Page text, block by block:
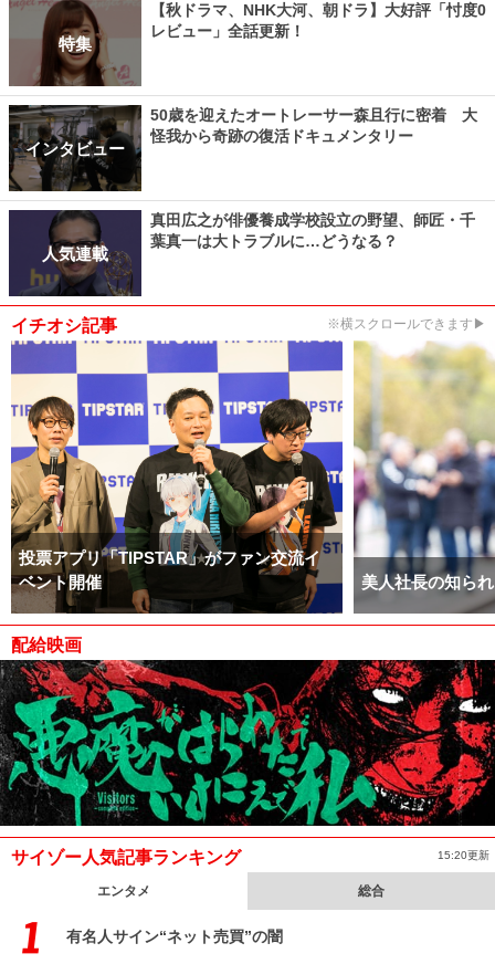
特集
【秋ドラマ、NHK大河、朝ドラ】大好評「忖度0
レビュー」全話更新！
インタビュー
50歳を迎えたオートレーサー森且行に密着 大
怪我から奇跡の復活ドキュメンタリー
人気連載
真田広之が俳優養成学校設立の野望、師匠・千
葉真一は大トラブルに…どうなる？
イチオシ記事 ※横スクロールできます▶
投票アプリ「TIPSTAR」がファン交流イ
ベント開催
美人社長の知ら
配給映画
サイゾー人気記事ランキング 15:20更新
エンタメ 総合
有名人サイン“ネット売買”の闇